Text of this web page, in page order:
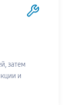
затем
и